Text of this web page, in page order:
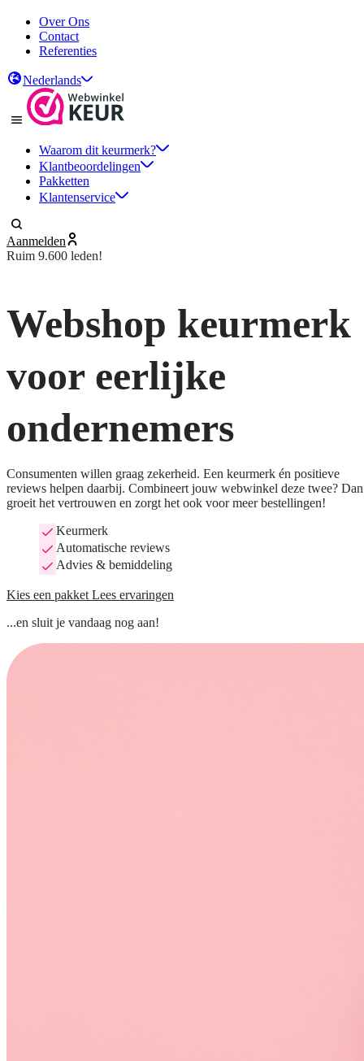
Over Ons
Contact
Referenties
Nederlands
Waarom dit keurmerk?
Klantbeoordelingen
Pakketten
Klantenservice
Aanmelden
Ruim 9.600 leden!
Webshop keurmerk
voor eerlijke
ondernemers
Consumenten willen graag zekerheid. Een keurmerk én positieve
reviews helpen daarbij. Combineert jouw webwinkel deze twee? Dan
groeit het vertrouwen en zorgt het ook voor meer bestellingen!
Keurmerk
Automatische reviews
Advies & bemiddeling
Kies een pakket Lees ervaringen
...en sluit je vandaag nog aan!